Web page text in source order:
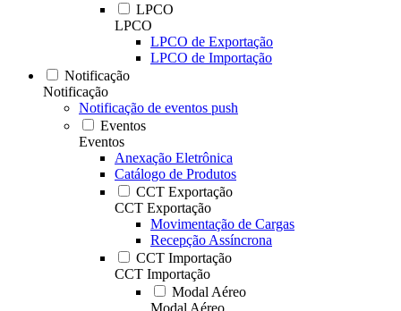
LPCO
LPCO
LPCO de Exportação
LPCO de Importação
Notificação
Notificação
Notificação de eventos push
Eventos
Eventos
Anexação Eletrônica
Catálogo de Produtos
CCT Exportação
CCT Exportação
Movimentação de Cargas
Recepção Assíncrona
CCT Importação
CCT Importação
Modal Aéreo
Modal Aéreo